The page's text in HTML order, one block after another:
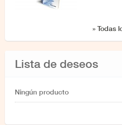
» Todas
Lista de deseos
Ningún producto